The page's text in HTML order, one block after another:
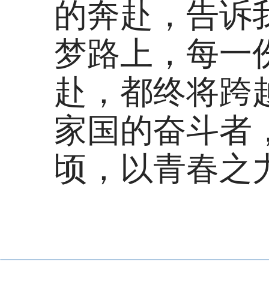
的奔赴，告诉
梦路上，每一
赴，都终将跨
家国的奋斗者
顷，以青春之